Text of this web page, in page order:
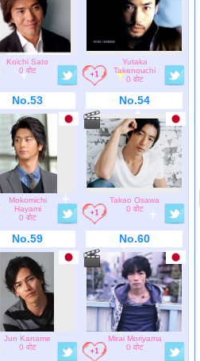
Koichi Sato
0 वोट
Yutaka
Takenouchi
0 वोट
No.53
Mokomichi
Hayami
0 वोट
No.54
Takao Osawa
0 वोट
No.59
Jun Kaname
0 वोट
No.60
Mirai Moriyama
0 वोट